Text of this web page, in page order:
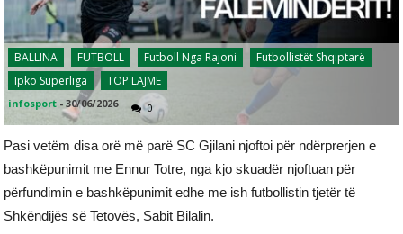
BALLINA FUTBOLL Futboll Nga Rajoni
Futbollistët Shqiptarë
Ipko Superliga
TOP LAJME
infosport -30/06/2026 0
Pasi vetëm disa orë më parë SC Gjilani njoftoi për ndërprerjen e
bashkëpunimit me Ennur Totre, nga kjo skuadër njoftuan për
përfundimin e bashkëpunimit edhe me ish futbollistin tjetër të
Shkëndijës së Tetovës, Sabit Bilalin.